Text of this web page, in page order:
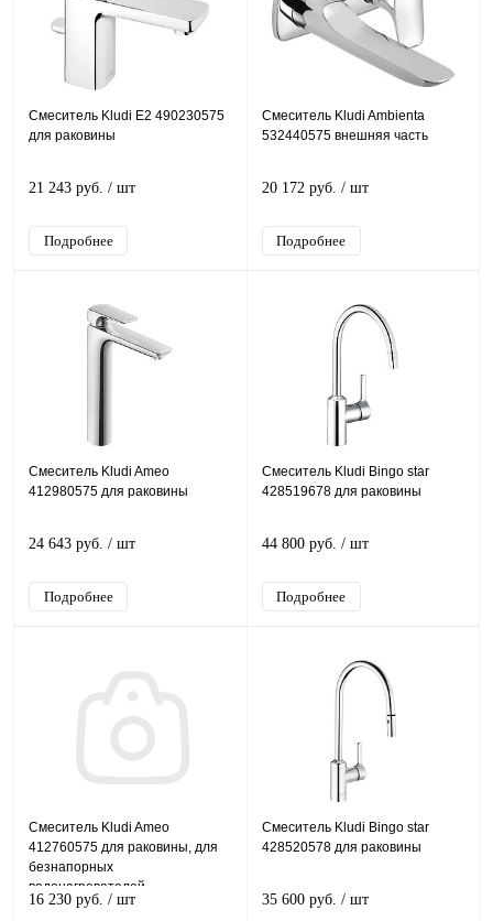
Смеситель Kludi E2 490230575
для раковины
21 243 руб. / шт
Подробнее
Смеситель Kludi Ambienta
532440575 внешняя часть
20 172 руб. / шт
Подробнее
Смеситель Kludi Ameo
412980575 для раковины
24 643 руб. / шт
Подробнее
Смеситель Kludi Bingo star
428519678 для раковины
44 800 руб. / шт
Подробнее
Смеситель Kludi Ameo
412760575 для раковины, для
безнапорных
водонагревателей
16 230 руб. / шт
Смеситель Kludi Bingo star
428520578 для раковины
35 600 руб. / шт